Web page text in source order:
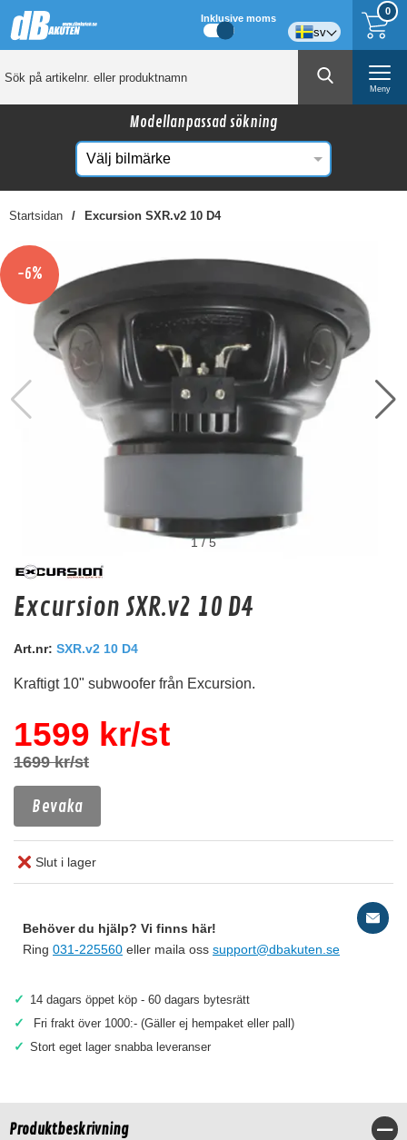
0
Inklusive moms
sv
Meny
Modellanpassad sökning
Startsidan Excursion SXR.v2 10 D4
Kanske någon av dessa produkter kan intressera
dig?
Hollywood HFG 1
Kromat galler till HF 1 (fläkt)
Snabblager 1-3 dagar
-6%
1/5
Excursion SXR.v2 10 D4
Art.nr: SXR.v2 10 D4
Kraftigt 10" subwoofer från Excursion.
1599 kr/st
1699 kr/st
Bevaka
Slut i lager
Behöver du hjälp? Vi finns här!
Ring 031-225560 eller maila oss support@dbakuten.se
✓ 14 dagars öppet köp - 60 dagars bytesrätt
✓ Fri frakt över 1000:- (Gäller ej hempaket eller pall)
✓ Stort eget lager snabba leveranser
Produktbeskrivning